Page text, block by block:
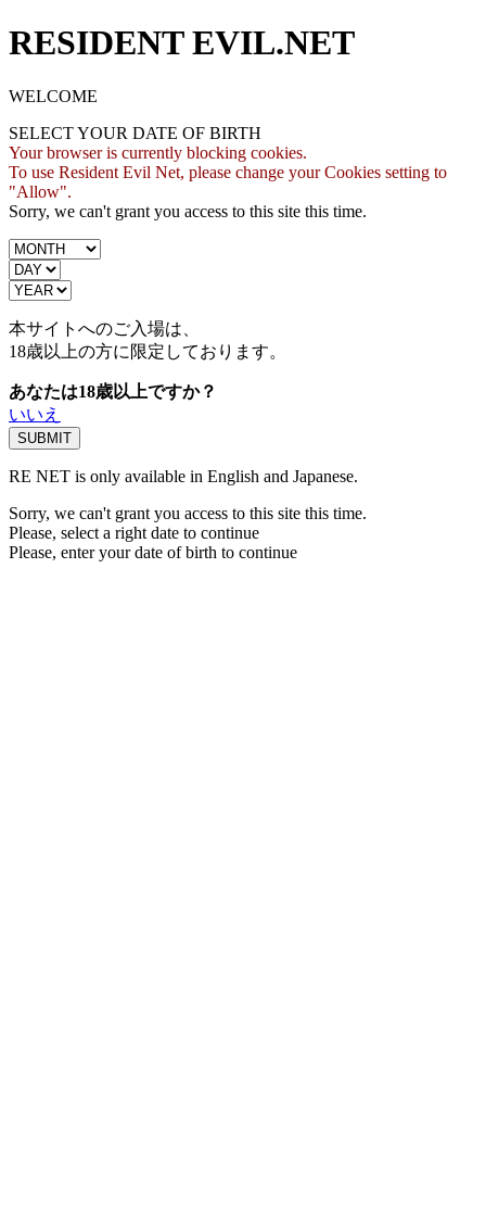
RESIDENT EVIL.NET
WELCOME
SELECT YOUR DATE OF BIRTH
Your browser is currently blocking cookies.
To use Resident Evil Net, please change your Cookies setting to
"Allow".
Sorry, we can't grant you access to this site this time.
本サイトへのご入場は、
18歳以上の方に限定しております。
あなたは18歳以上ですか？
いいえ
RE NET is only available in English and Japanese.
Sorry, we can't grant you access to this site this time.
Please, select a right date to continue
Please, enter your date of birth to continue